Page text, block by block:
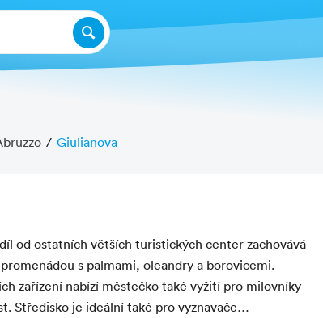
Giulianova
od ostatních větších turistických center zachovává
s palmami, oleandry a borovicemi.
zařízení nabízí městečko také vyžití pro milovníky
Středisko je ideální také pro vyznavače